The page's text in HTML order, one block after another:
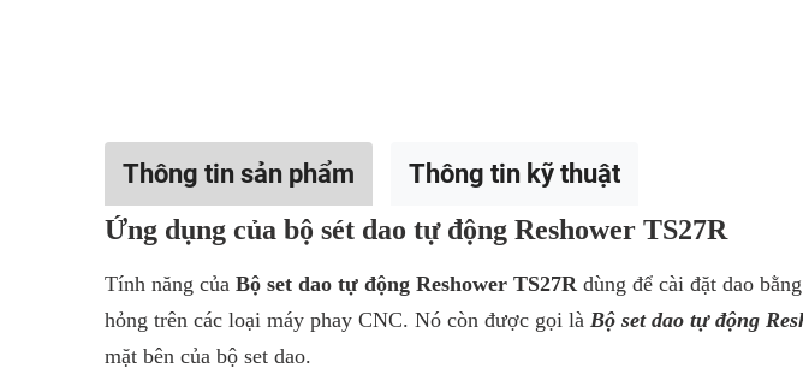
Thông tin sản phẩm Thông tin kỹ thuật
Ứng dụng của bộ sét dao tự động Reshower TS27R
Tính năng của Bộ set dao tự động Reshower TS27R dùng để cài đặt dao
hỏng trên các loại máy phay CNC. Nó còn được gọi là Bộ set dao tự động
mặt bên của bộ set dao.